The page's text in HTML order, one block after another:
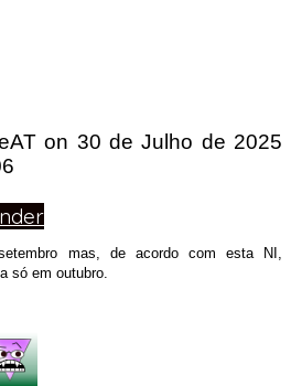
on 30 de Julho de 2025
mas, de acordo com esta NI,
só em outubro.